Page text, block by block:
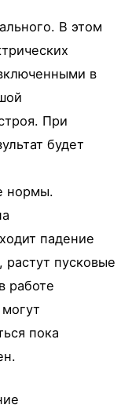
В этом
в
При
будет
нормы.
падение
пусковые
работе
пока